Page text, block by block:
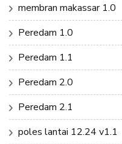
membran makassar 1.0
Peredam 1.0
Peredam 1.1
Peredam 2.0
Peredam 2.1
poles lantai 12.24 v1.1